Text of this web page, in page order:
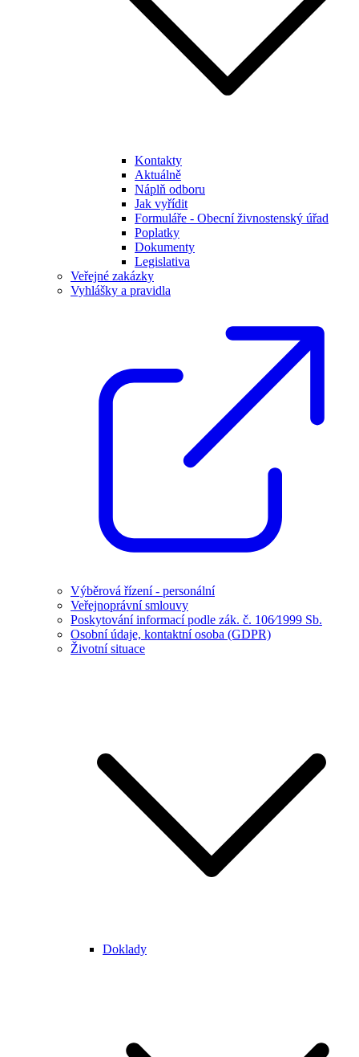
Kontakty
Aktuálně
Náplň odboru
Jak vyřídit
Formuláře - Obecní živnostenský úřad
Poplatky
Dokumenty
Legislativa
Veřejné zakázky
Vyhlášky a pravidla
Výběrová řízení - personální
Veřejnoprávní smlouvy
Poskytování informací podle zák. č. 106⁄1999 Sb.
Osobní údaje, kontaktní osoba (GDPR)
Životní situace
Doklady